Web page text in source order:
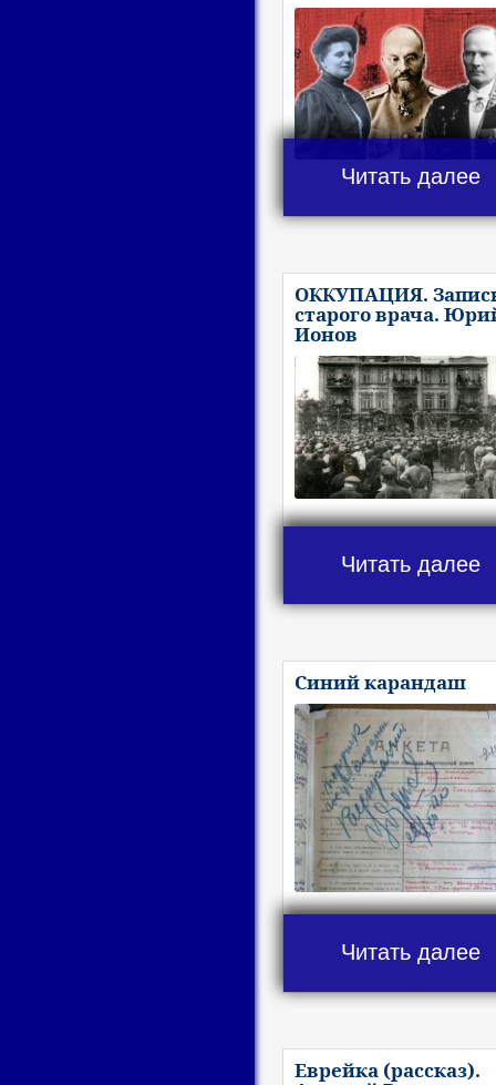
Читать далее
ОККУПАЦИЯ.
старого врача.
Ионов
Читать далее
Синий карандаш
Читать далее
Еврейка (рассказ).